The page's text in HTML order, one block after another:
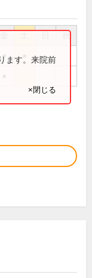
祝
●ます。来院前
×閉じる